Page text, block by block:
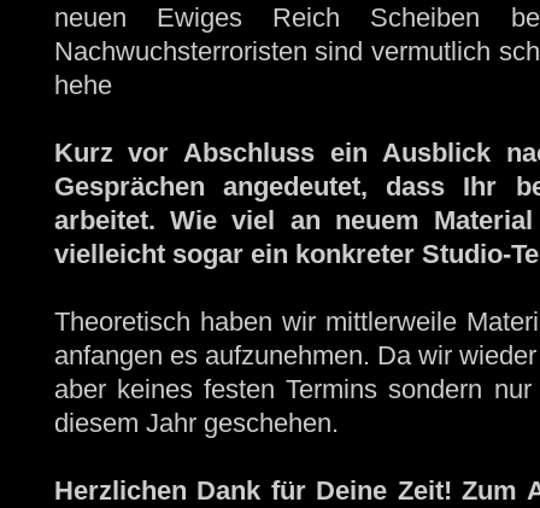
neuen Ewiges Reich Scheiben
Nachwuchsterroristen sind vermutlich
hehe
Kurz vor Abschluss ein Ausblick
Gesprächen angedeutet, dass Ihr
arbeitet. Wie viel an neuem
vielleicht sogar ein konkreter Studio-
Theoretisch haben wir mittlerweile
anfangen es aufzunehmen. Da wir
aber keines festen Termins sondern
diesem Jahr geschehen.
Herzlichen Dank für Deine Zeit! Zum